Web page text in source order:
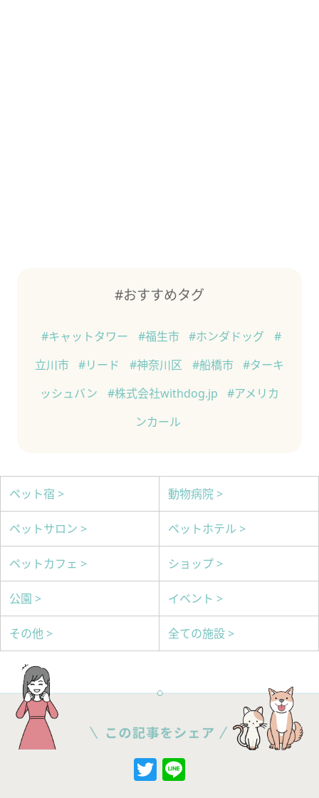
#おすすめタグ
#キャットタワー #福生市 #ホンダドッグ
#
立川市
#リード #神奈川区 #船橋市 #ターキ
ッシュバン
#株式会社withdog.jp
#アメリカ
ンカール
ペット宿 > 動物病院 >
ペットサロン > ペットホテル >
ペットカフェ > ショップ >
公園 > イベント >
その他 > 全ての施設 >
Twitter